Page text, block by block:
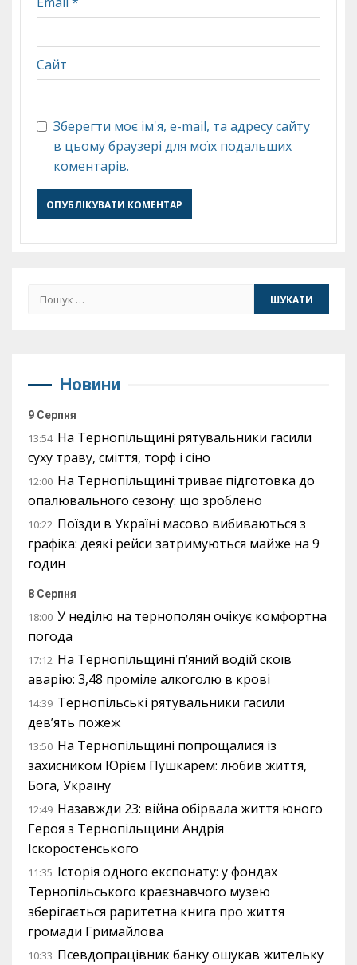
Сайт
Зберегти моє ім'я, e-mail, та адресу сайту
в цьому браузері для моїх подальших
коментарів.
Пошук:
Новини
9 Серпня
13:54 На Тернопільщині рятувальники гасили
суху траву, сміття, торф і сіно
12:00 На Тернопільщині триває підготовка до
опалювального сезону: що зроблено
10:22 Поїзди в Україні масово вибиваються з
графіка: деякі рейси затримуються майже на 9
годин
8 Серпня
18:00 У неділю на тернополян очікує комфортна
погода
17:12 На Тернопільщині п’яний водій скоїв
аварію: 3,48 проміле алкоголю в крові
14:39 Тернопільські рятувальники гасили
дев’ять пожеж
13:50 На Тернопільщині попрощалися із
захисником Юрієм Пушкарем: любив життя,
Бога, Україну
12:49 Назавжди 23: війна обірвала життя юного
Героя з Тернопільщини Андрія
Іскоростенського
11:35 Історія одного експонату: у фондах
Тернопільського краєзнавчого музею
зберігається раритетна книга про життя
громади Гримайлова
10:33 Псевдопрацівник банку ошукав жительку